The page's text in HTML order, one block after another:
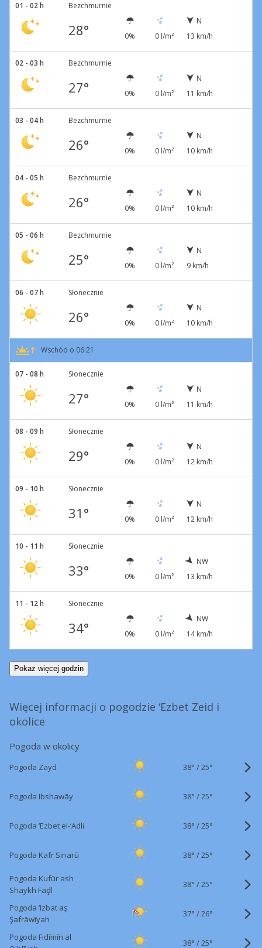
01 - 02 h Bezchmurnie
28° 0% 0 l/m²
N
13 km/h
02 - 03 h Bezchmurnie
27° 0% 0 l/m²
N
11 km/h
03 - 04 h Bezchmurnie
26° 0% 0 l/m²
N
10 km/h
04 - 05 h Bezchmurnie
26° 0% 0 l/m²
N
10 km/h
05 - 06 h Bezchmurnie
25° 0% 0 l/m²
N
9 km/h
06 - 07 h Słonecznie
26° 0% 0 l/m²
N
10 km/h
Wschód o 06:21
07 - 08 h Słonecznie
27° 0% 0 l/m²
N
11 km/h
08 - 09 h Słonecznie
29° 0% 0 l/m²
N
12 km/h
09 - 10 h Słonecznie
31° 0% 0 l/m²
N
12 km/h
10 - 11 h Słonecznie
33° 0% 0 l/m²
NW
13 km/h
11 - 12 h Słonecznie
34° 0% 0 l/m²
NW
14 km/h
Pokaż więcej godzin
Więcej informacji o pogodzie ‘Ezbet Zeid i
okolice
Pogoda w okolicy
Pogoda Zayd 38° /25°
Pogoda Ibshawāy 38° /25°
Pogoda ‘Ezbet el-‘Adli 38° /25°
Pogoda Kafr Sinarū 38° /25°
Pogoda Kufūr ash
Shaykh Faḑl
38° /25°
Pogoda ‘Izbat aş
Şafrāwīyah
37° /26°
Pogoda Fidīmīn al
38° /25°